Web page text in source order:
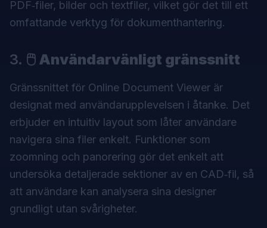
PDF‑filer, bilder och textfiler, vilket gör det till ett
omfattande verktyg för dokumenthantering.
3. 🖱️ Användarvänligt gränssnitt
Gränssnittet för Online Document Viewer är
designat med användarupplevelsen i åtanke. Det
erbjuder en intuitiv layout som låter användare
navigera sina filer enkelt. Funktioner som
zoomning och panorering gör det enkelt att
undersöka detaljerade sektioner av en CAD‑fil, så
att användare kan analysera sina designer
grundligt utan svårigheter.